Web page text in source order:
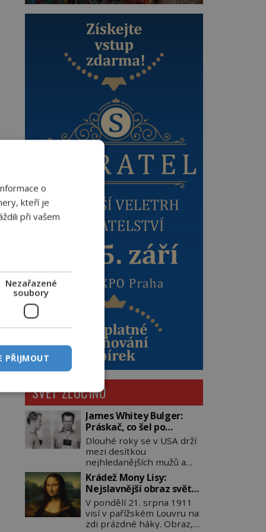
SVĚT ZLOČINU
James Whitey Bulger:
Práskač, co šel po
práskačích
Dlouhé roky se v USA drží
mezi desítkou
nejhledanějších mužů a
dopracuje to až na číslo
dvě – hned po Usámovi bin
Ládinovi (1957–2011). To je
James „Whitey“ Bulger
(1929–2018) viněný ze
spoluúčasti na 19
Krádež Mony Lisy:
Nejslavnější obraz světa
zůstane dva roky
nezvěstný
V pondělí 21. srpna 1911
visí v pařížském Louvru na
zdi prázdné háky. Obraz,
o
kteří je
při vašem
Nezařazené
soubory
PŘIJMOUT